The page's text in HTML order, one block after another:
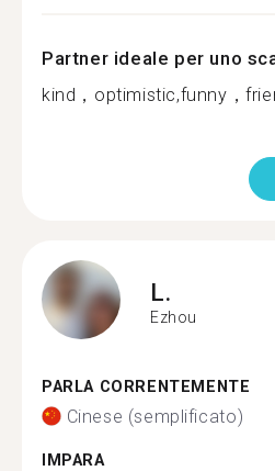
Partner ideale per uno
kind，optimistic,funny，
L.
Ezhou
PARLA CORRENTEMENTE
Cinese (semplificato)
IMPARA